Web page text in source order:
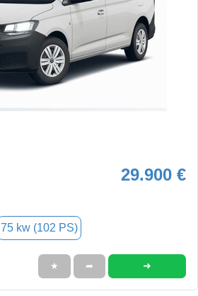
29.900 €
75 kw (102 PS)
★ ➦ ➜